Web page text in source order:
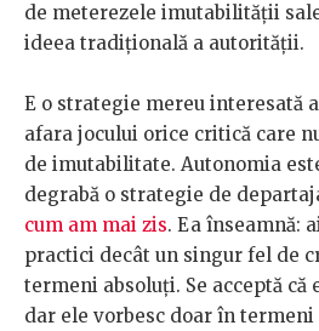
de meterezele imutabilității
ideea tradițională a autorității.
E o strategie mereu interesată
afara jocului orice critică care
de imutabilitate. Autonomia
degrabă o strategie de
cum am mai zis. Ea înseamnă:
practici decât un singur fel de
termeni absoluți. Se acceptă
dar ele vorbesc doar în